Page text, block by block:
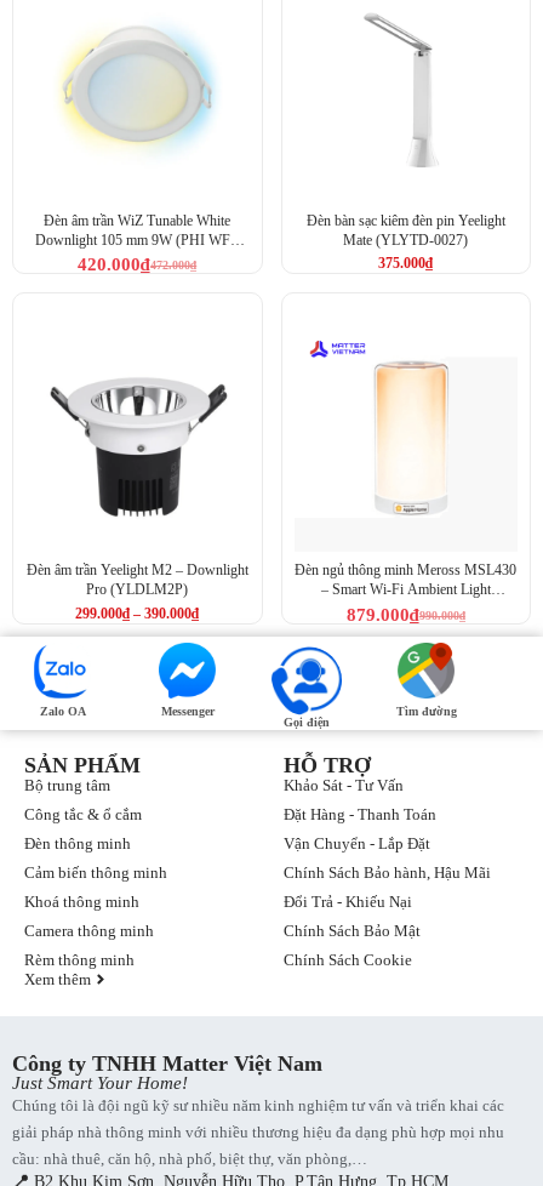
Đèn âm trần WiZ Tunable White
Downlight 105 mm 9W (PHI WFB
TW/9W RD4)
472.000₫
420.000₫
Đèn bàn sạc kiêm đèn pin Yeelight
Mate (YLYTD-0027)
375.000₫
Đèn âm trần Yeelight M2 – Downlight
Pro (YLDLM2P)
299.000₫ – 390.000₫
Đèn ngủ thông minh Meross MSL430
– Smart Wi-Fi Ambient Light
MSL430 (MSL430HK-EU)
990.000₫
879.000₫
Zalo OA
Messenger
Gọi điện
Tìm đường
HỖ TRỢ
Khảo Sát - Tư Vấn
Đặt Hàng - Thanh Toán
Vận Chuyển - Lắp Đặt
Chính Sách Bảo hành, Hậu Mãi
Đổi Trả - Khiếu Nại
Chính Sách Bảo Mật
Chính Sách Cookie
SẢN PHẨM
Bộ trung tâm
Công tắc & ổ cắm
Đèn thông minh
Cảm biến thông minh
Khoá thông minh
Camera thông minh
Rèm thông minh
Xem thêm
Công ty TNHH Matter Việt Nam
Just Smart Your Home!
Chúng tôi là đội ngũ kỹ sư nhiều năm kinh nghiệm tư vấn và triển khai các
giải pháp nhà thông minh với nhiều thương hiệu đa dạng phù hợp mọi nhu
cầu: nhà thuê, căn hộ, nhà phố, biệt thự, văn phòng,…
📍 B2 Khu Kim Sơn, Nguyễn Hữu Thọ, P.Tân Hưng, Tp.HCM.